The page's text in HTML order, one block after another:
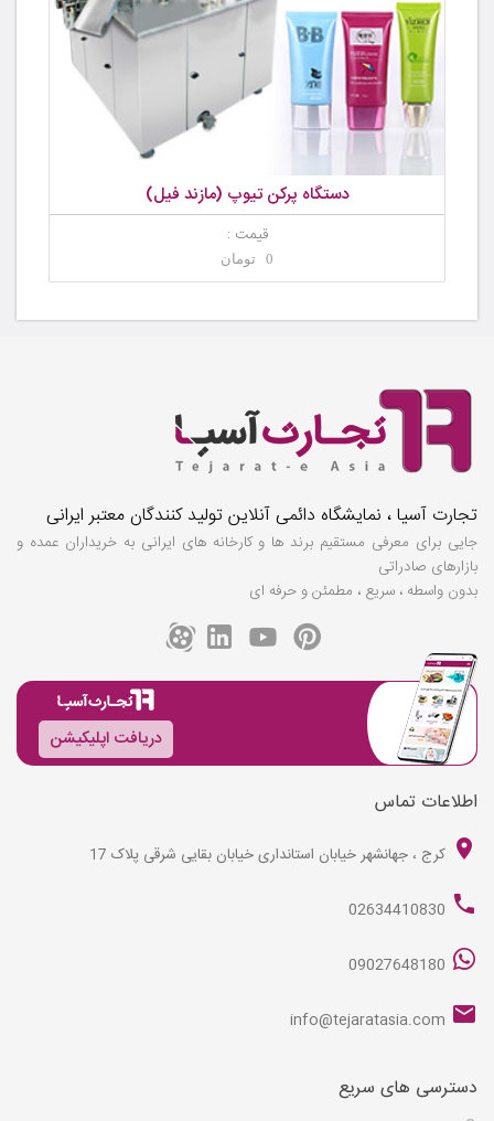
دستگاه پرکن تیوپ (مازند فیل)
قیمت :
0 تومان
تجارت آسیا ، نمایشگاه دائمی آنلاین تولید کنندگان معتبر ایرانی
جایی برای معرفی مستقیم برند ها و کارخانه های ایرانی به خریداران عمده و
بازارهای صادراتی
بدون واسطه ، سریع ، مطمئن و حرفه ای
دریافت اپلیکیشن
اطلاعات تماس
کرج ، جهانشهر خیابان استانداری خیابان بقایی شرقی پلاک 17
02634410830
09027648180
info@tejaratasia.com
دسترسی های سریع